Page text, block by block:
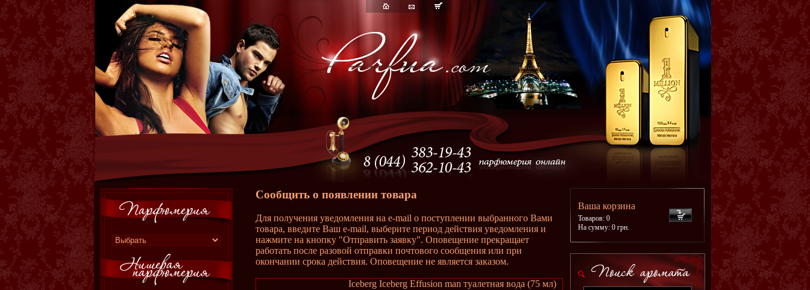
Сообщить о появлении товара
Для получения уведомления на e-mail о поступлении выбранного Вами
товара, введите Ваш e-mail, выберите период действия уведомления и
нажмите на кнопку "Отправить заявку". Оповещение прекращает
работать после разовой отправки почтового сообщения или при
окончании срока действия. Оповещение не является заказом.
Iceberg Iceberg Effusion man туалетная вода (75 мл)
Ваша корзина
Товаров: 0
На сумму: 0 грн.